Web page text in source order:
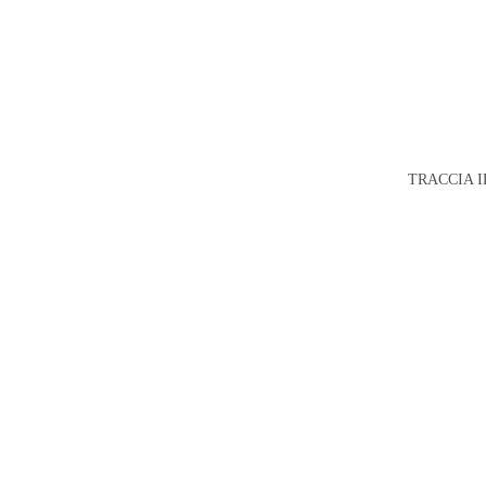
TRACCIA